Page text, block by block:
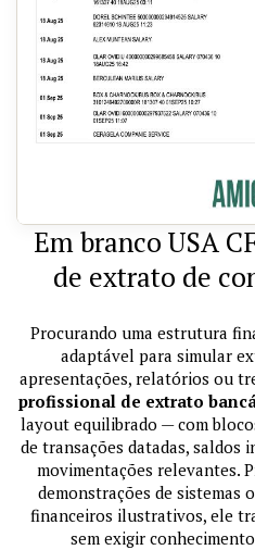
Em branco USA
de extrato de
Procurando uma estrutura
adaptável para simular
apresentações, relatórios ou
profissional de extrato
layout equilibrado — com
de transações datadas, saldos
movimentações relevantes.
demonstrações de sistemas
financeiros ilustrativos, ele
sem exigir